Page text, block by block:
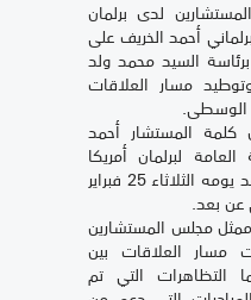
لدى برلمان
أحمد الخريف على
السيد محمد ولد
مسار العلاقات
الوسطى.
المستشار أحمد
لبرلمان أمريكا
الوسطى " البرلاسين" المنعقد يومه الثلاثاء 25 فبراير
مجلس المستشارين
مسار العلاقات بين
التظاهرات التي تم